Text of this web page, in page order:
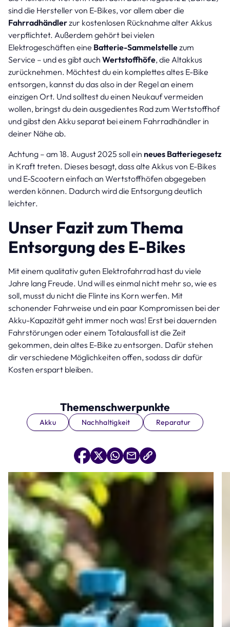
sind die Hersteller von E-Bikes, vor allem aber die
Fahrradhändlerzur kostenlosen Rücknahme alter Akkus
verpflichtet. Außerdem gehört bei vielen
Elektrogeschäften eine Batterie-Sammelstellezum
Service – und es gibt auch Wertstoffhöfe, die Altakkus
zurücknehmen. Möchtest du ein komplettes altes E-Bike
entsorgen, kannst du das also in der Regel an einem
einzigen Ort. Und solltest du einen Neukauf vermeiden
wollen, bringst du dein ausgedientes Rad zum Wertstoffhof
und gibst den Akku separat bei einem Fahrradhändler in
deiner Nähe ab.
Achtung – am 18. August 2025 soll ein neues Batteriegesetz
in Kraft treten. Dieses besagt, dass alte Akkus von E-Bikes
und E-Scootern einfach an Wertstoffhöfen abgegeben
werden können. Dadurch wird die Entsorgung deutlich
leichter.
Unser Fazit zum Thema
Entsorgung des E-Bikes
Mit einem qualitativ guten Elektrofahrrad hast du viele
Jahre lang Freude. Und will es einmal nicht mehr so, wie es
soll, musst du nicht die Flinte ins Korn werfen. Mit
schonender Fahrweise und ein paar Kompromissen bei der
Akku-Kapazität geht immer noch was! Erst bei dauernden
Fahrstörungen oder einem Totalausfall ist die Zeit
gekommen, dein altes E-Bike zu entsorgen. Dafür stehen
dir verschiedene Möglichkeiten offen, sodass dir dafür
Kosten erspart bleiben.
Themenschwerpunkte
Akku Nachhaltigkeit Reparatur